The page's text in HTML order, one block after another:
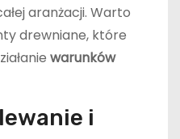
aranżacji. Warto
drewniane, które
warunków
i